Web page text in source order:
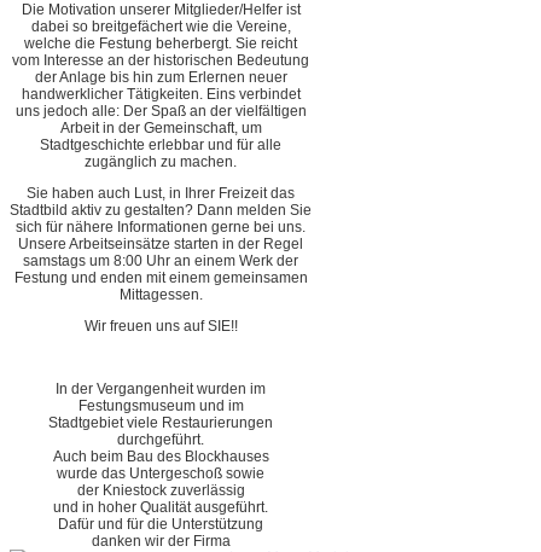
Die Motivation unserer Mitglieder/Helfer ist
dabei so breitgefächert wie die Vereine,
welche die Festung beherbergt. Sie reicht
vom Interesse an der historischen Bedeutung
der Anlage bis hin zum Erlernen neuer
handwerklicher Tätigkeiten. Eins verbindet
uns jedoch alle: Der Spaß an der vielfältigen
Arbeit in der Gemeinschaft, um
Stadtgeschichte erlebbar und für alle
zugänglich zu machen.
Sie haben auch Lust, in Ihrer Freizeit das
Stadtbild aktiv zu gestalten? Dann melden Sie
sich für nähere Informationen gerne bei uns.
Unsere Arbeitseinsätze starten in der Regel
samstags um 8:00 Uhr an einem Werk der
Festung und enden mit einem gemeinsamen
Mittagessen.
Wir freuen uns auf SIE!!
In der Vergangenheit wurden im
Festungsmuseum und im
Stadtgebiet viele Restaurierungen
durchgeführt.
Auch beim Bau des Blockhauses
wurde das Untergeschoß sowie
der Kniestock zuverlässig
und in hoher Qualität ausgeführt.
Dafür und für die Unterstützung
danken wir der Firma